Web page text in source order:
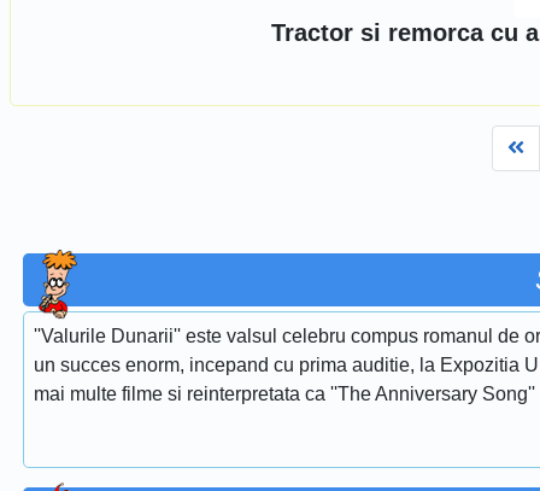
Tractor si remorca cu
''Valurile Dunarii'' este valsul celebru compus romanul de
un succes enorm, incepand cu prima auditie, la Expozitia
mai multe filme si reinterpretata ca ''The Anniversary